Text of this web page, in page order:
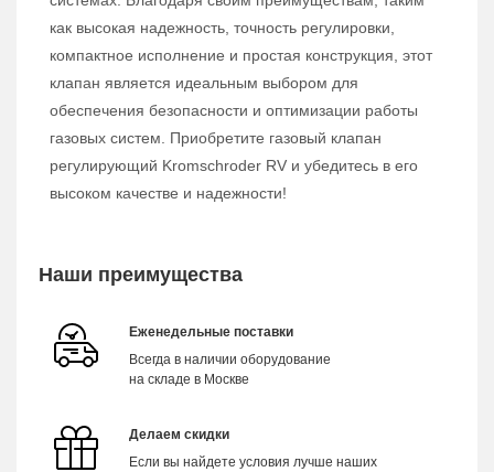
как высокая надежность, точность регулировки,
компактное исполнение и простая конструкция, этот
клапан является идеальным выбором для
обеспечения безопасности и оптимизации работы
газовых систем. Приобретите газовый клапан
регулирующий Kromschroder RV и убедитесь в его
высоком качестве и надежности!
Наши преимущества
Еженедельные поставки
Всегда в наличии оборудование
на складе в Москве
Делаем скидки
Если вы найдете условия лучше наших